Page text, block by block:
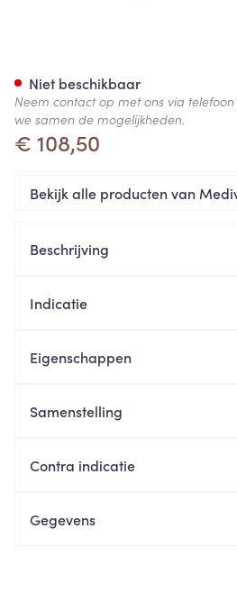
€ 108,50
Niet beschikbaar
Neem contact op met ons via
we samen de mogelijkheden.
Bekijk alle producten van
Beschrijving
Indicatie
Eigenschappen
Samenstelling
Contra indicatie
Gegevens